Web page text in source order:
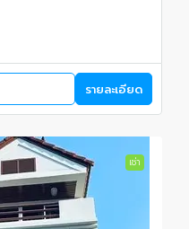
รายละเอียด
เช่า